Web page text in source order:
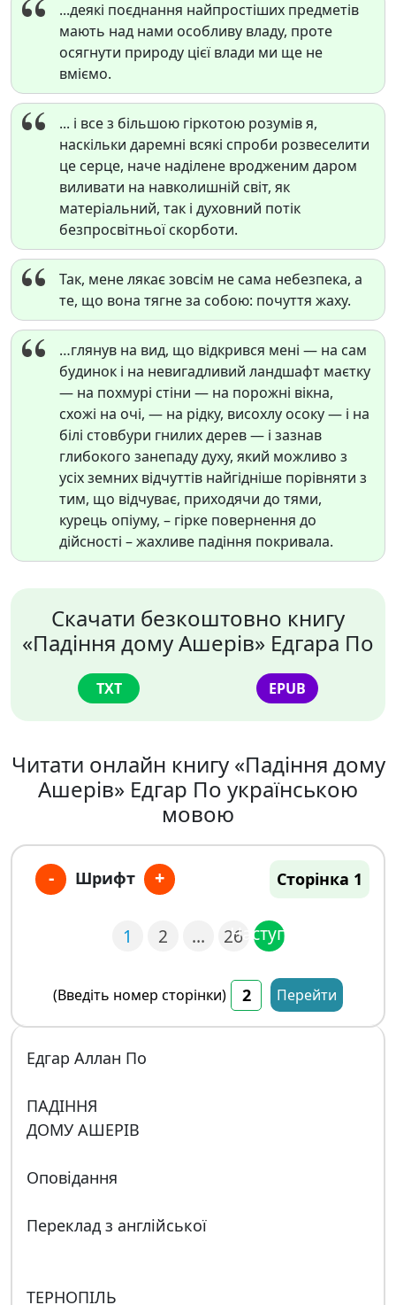
...деякі поєднання найпростіших предметів
мають над нами особливу владу, проте
осягнути природу цієї влади ми ще не
вміємо.
... і все з більшою гіркотою розумів я,
наскільки даремні всякі спроби розвеселити
це серце, наче наділене вродженим даром
виливати на навколишній світ, як
матеріальний, так і духовний потік
безпросвітньої скорботи.
Так, мене лякає зовсім не сама небезпека, а
те, що вона тягне за собою: почуття жаху.
…глянув на вид, що відкрився мені — на сам
будинок і на невигадливий ландшафт маєтку
— на похмурі стіни — на порожні вікна,
схожі на очі, — на рідку, висохлу осоку — і на
білі стовбури гнилих дерев — і зазнав
глибокого занепаду духу, який можливо з
усіх земних відчуттів найгідніше порівняти з
тим, що відчуває, приходячи до тями,
курець опіуму, – гірке повернення до
дійсності – жахливе падіння покривала.
Скачати безкоштовно книгу
«Падіння дому Ашерів» Едгара По
TXT EPUB
Читати онлайн книгу «Падіння дому
Ашерів» Едгар По українською
мовою
- Шрифт + Сторінка 1
1 2 … 26
Наступна
(Введіть номер сторінки) Перейти
Едгар Аллан По
ПАДІННЯ
ДОМУ АШЕРІВ
Оповідання
Переклад з англійської
ТЕРНОПІЛЬ